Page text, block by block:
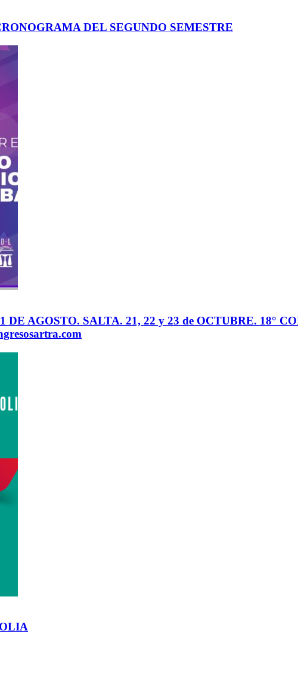
DEL SEGUNDO SEMESTRE
AGOSTO. SALTA. 21, 22 y 23 de OCTUBRE. 18°